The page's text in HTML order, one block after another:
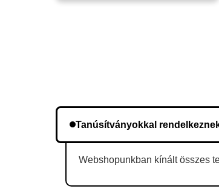
Tanúsítványokkal
Webshopunkban kínált összes